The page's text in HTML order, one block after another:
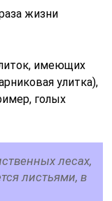
жизни
имеющих
улитка),
голых
лесах,
листьями, в